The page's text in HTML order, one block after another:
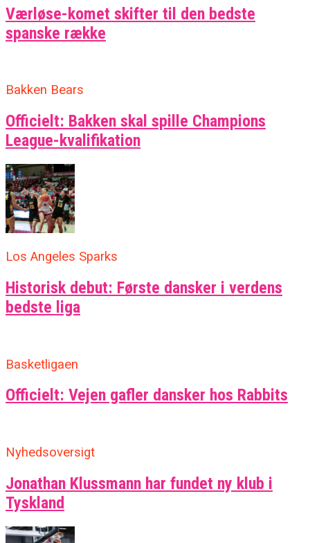
Værløse-komet skifter til den bedste
spanske række
Bakken Bears
Officielt: Bakken skal spille Champions
League-kvalifikation
Los Angeles Sparks
Historisk debut: Første dansker i verdens
bedste liga
Basketligaen
Officielt: Vejen gafler dansker hos Rabbits
Nyhedsoversigt
Jonathan Klussmann har fundet ny klub i
Tyskland